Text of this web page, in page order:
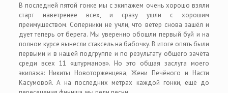
В последней пятой гонке мы с экипажем очень хорошо взяли
старт наветренее всех, и сразу ушли с хорошим
преимуществом. Соперники не учли, что ветер снова зашёл и
дует теперь от берега. Мы уверенно обошли первый буй и на
полном курсе вынесли стаксель на бабочку. В итоге опять были
первыми и в нашей подгруппе и по результату общего зачёта
среди всех 11 «штурманов». Но это общая заслуга моего
экипажа: Никиты Новоторженцева, Жени Печёного и Насти
Касумовой. А на последних метрах каждой гонки, ещё до